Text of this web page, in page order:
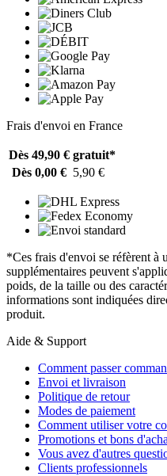
Frais d'envoi en France
Dès 49,90 € gratuit*
Dès 0,00 € 5,90 €
*Ces frais d'envoi se réfèrent à
supplémentaires peuvent
poids, de la taille ou des
informations sont indiquées
produit.
Aide & Support
Comment passer
Envoi et livraison
Politique de retour
Modes de paiement
Comment utiliser votre
Promotions et bons
Vous avez d'autres
Clients professionnels